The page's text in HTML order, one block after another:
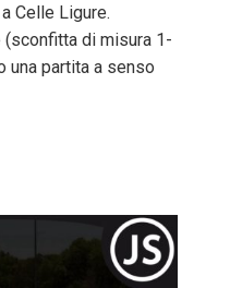
Celle Ligure.
di misura 1-
una partita a senso